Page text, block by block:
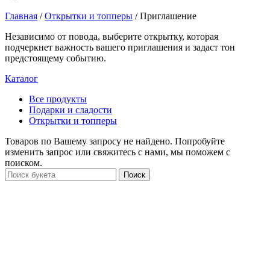
Главная /Открытки и топперы /Приглашение
Независимо от повода, выберите открытку, которая
подчеркнет важность вашего приглашения и задаст тон
предстоящему событию.
Каталог
Все продукты
Подарки и сладости
Открытки и топперы
Товаров по Вашему запросу не найдено. Попробуйте
изменить запрос или свяжитесь с нами, мы поможем с
поиском.
Поиск